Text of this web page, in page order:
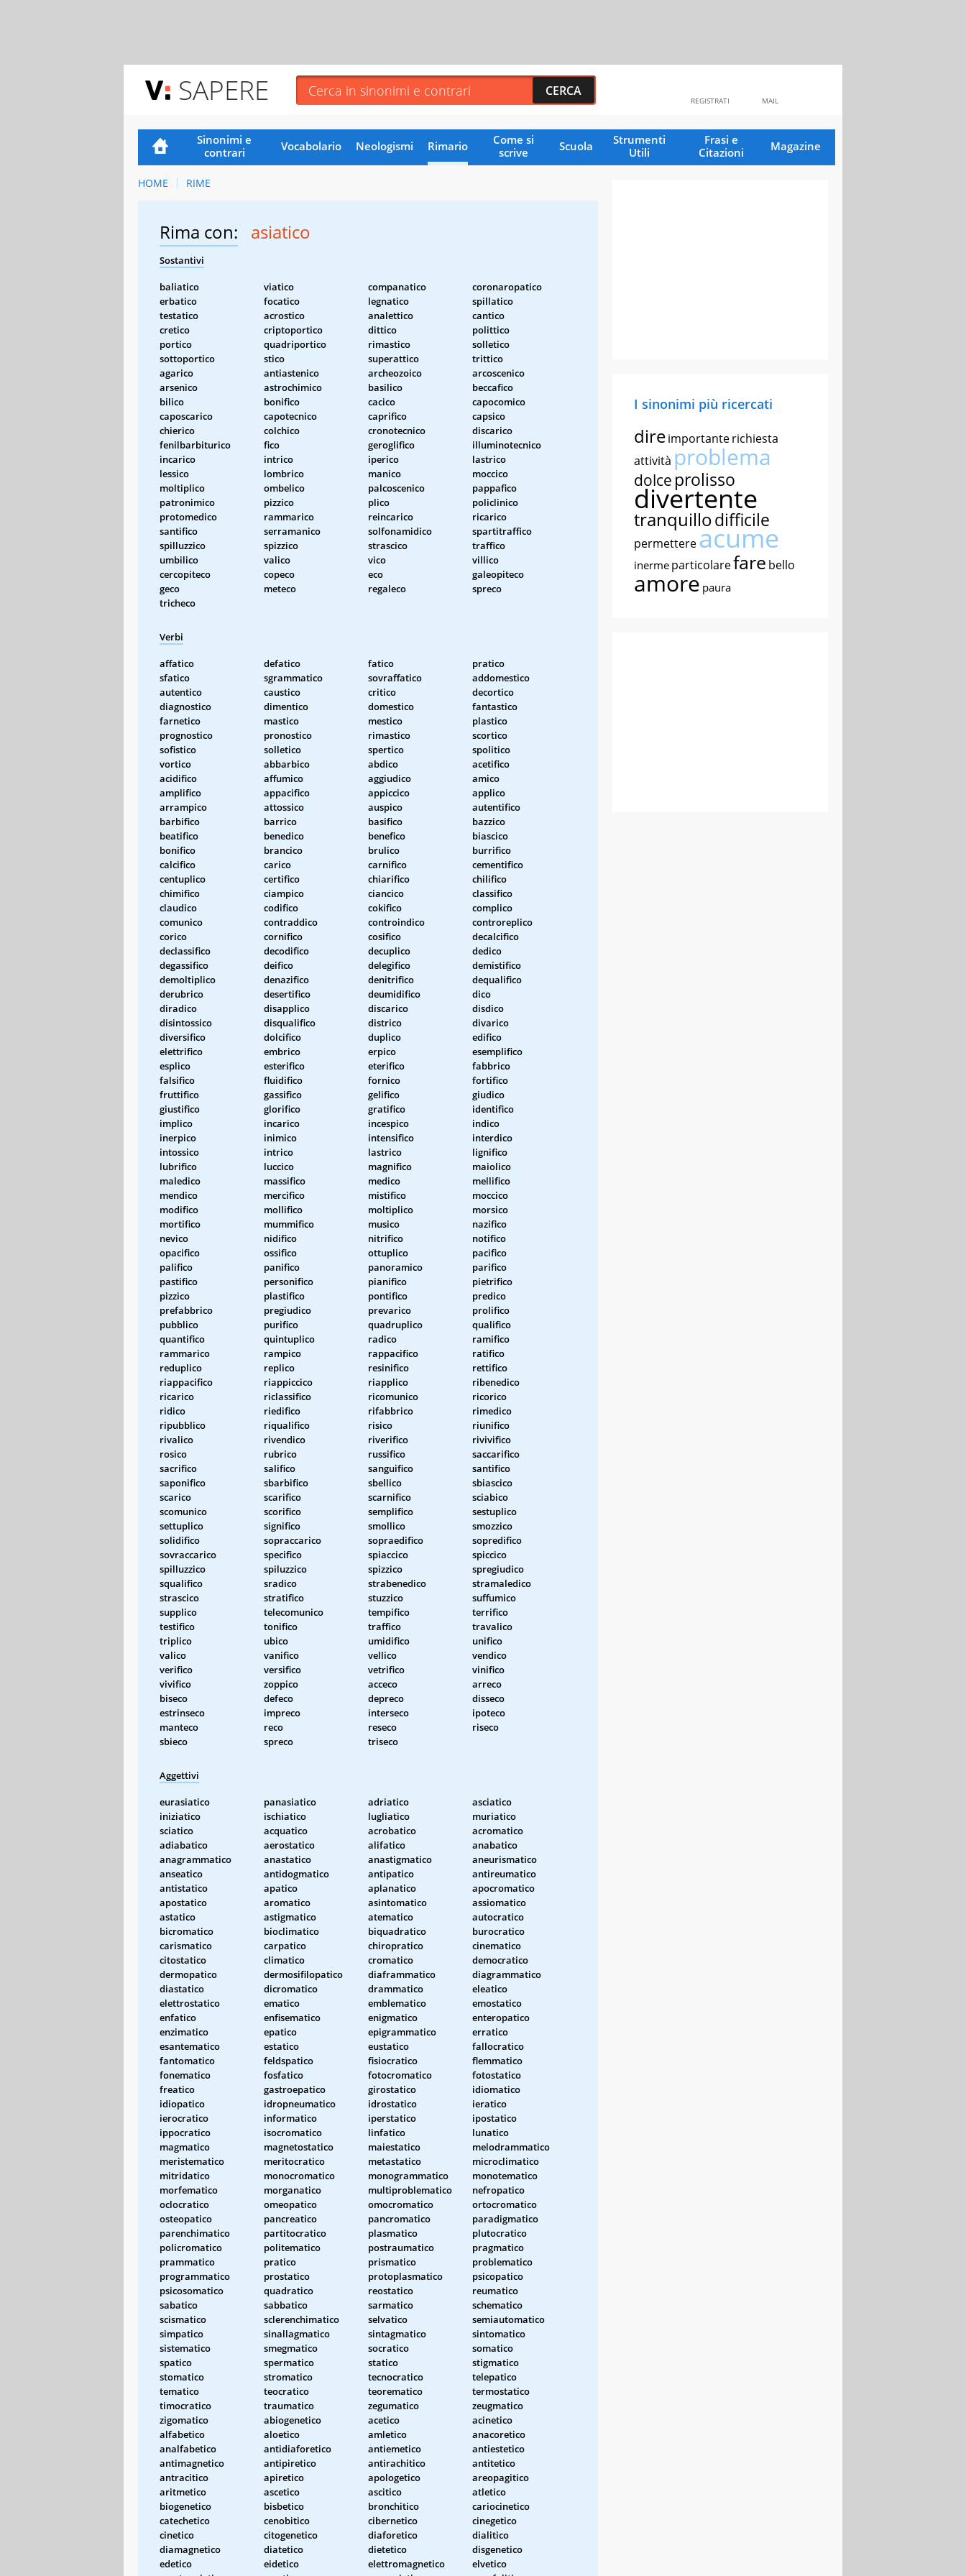
SAPERE MAIL
REGISTRATI
Sinonimi e
contrari
Vocabolario Neologismi Rimario
Come si
scrive
Scuola
Strumenti
Utili
Frasi e
Citazioni
Magazine
HOME RIME
Rima con: asiatico
Sostantivi
baliatico viatico companatico
coronaropatico
erbatico
focatico legnatico
spillatico
testatico
acrostico analettico
cantico
cretico
criptoportico dittico
polittico
portico
quadriportico rimastico
solletico
sottoportico
stico superattico
trittico
agarico
antiastenico archeozoico
arcoscenico
arsenico
astrochimico basilico
beccafico
bilico
bonifico cacico
capocomico
caposcarico
capotecnico caprifico
capsico
chierico
colchico cronotecnico
discarico
fenilbarbiturico
fico geroglifico
illuminotecnico
incarico
intrico iperico
lastrico
lessico
lombrico manico
moccico
moltiplico
ombelico palcoscenico
pappafico
patronimico
pizzico plico
policlinico
protomedico
rammarico reincarico
ricarico
santifico
serramanico solfonamidico
spartitraffico
spilluzzico
spizzico strascico
traffico
umbilico
valico vico
villico
cercopiteco
copeco eco
galeopiteco
geco
meteco regaleco
spreco
tricheco
Verbi
affatico defatico fatico
pratico
sfatico
sgrammatico sovraffatico
addomestico
autentico
caustico critico
decortico
diagnostico
dimentico domestico
fantastico
farnetico
mastico mestico
plastico
prognostico
pronostico rimastico
scortico
sofistico
solletico spertico
spolitico
vortico
abbarbico abdico
acetifico
acidifico
affumico aggiudico
amico
amplifico
appacifico appiccico
applico
arrampico
attossico auspico
autentifico
barbifico
barrico basifico
bazzico
beatifico
benedico benefico
biascico
bonifico
brancico brulico
burrifico
calcifico
carico carnifico
cementifico
centuplico
certifico chiarifico
chilifico
chimifico
ciampico ciancico
classifico
claudico
codifico cokifico
complico
comunico
contraddico controindico
controreplico
corico
cornifico cosifico
decalcifico
declassifico
decodifico decuplico
dedico
degassifico
deifico delegifico
demistifico
demoltiplico
denazifico denitrifico
dequalifico
derubrico
desertifico deumidifico
dico
diradico
disapplico discarico
disdico
disintossico
disqualifico districo
divarico
diversifico
dolcifico duplico
edifico
elettrifico
embrico erpico
esemplifico
esplico
esterifico eterifico
fabbrico
falsifico
fluidifico fornico
fortifico
fruttifico
gassifico gelifico
giudico
giustifico
glorifico gratifico
identifico
implico
incarico incespico
indico
inerpico
inimico intensifico
interdico
intossico
intrico lastrico
lignifico
lubrifico
luccico magnifico
maiolico
maledico
massifico medico
mellifico
mendico
mercifico mistifico
moccico
modifico
mollifico moltiplico
morsico
mortifico
mummifico musico
nazifico
nevico
nidifico nitrifico
notifico
opacifico
ossifico ottuplico
pacifico
palifico
panifico panoramico
parifico
pastifico
personifico pianifico
pietrifico
pizzico
plastifico pontifico
predico
prefabbrico
pregiudico prevarico
prolifico
pubblico
purifico quadruplico
qualifico
quantifico
quintuplico radico
ramifico
rammarico
rampico rappacifico
ratifico
reduplico
replico resinifico
rettifico
riappacifico
riappiccico riapplico
ribenedico
ricarico
riclassifico ricomunico
ricorico
ridico
riedifico rifabbrico
rimedico
ripubblico
riqualifico risico
riunifico
rivalico
rivendico riverifico
rivivifico
rosico
rubrico russifico
saccarifico
sacrifico
salifico sanguifico
santifico
saponifico
sbarbifico sbellico
sbiascico
scarico
scarifico scarnifico
sciabico
scomunico
scorifico semplifico
sestuplico
settuplico
significo smollico
smozzico
solidifico
sopraccarico sopraedifico
sopredifico
sovraccarico
specifico spiaccico
spiccico
spilluzzico
spiluzzico spizzico
spregiudico
squalifico
sradico strabenedico
stramaledico
strascico
stratifico stuzzico
suffumico
supplico
telecomunico tempifico
terrifico
testifico
tonifico traffico
travalico
triplico
ubico umidifico
unifico
valico
vanifico vellico
vendico
verifico
versifico vetrifico
vinifico
vivifico
zoppico acceco
arreco
biseco
defeco depreco
disseco
estrinseco
impreco interseco
ipoteco
manteco
reco reseco
riseco
sbieco
spreco triseco
Aggettivi
eurasiatico panasiatico adriatico
asciatico
iniziatico
ischiatico lugliatico
muriatico
sciatico
acquatico acrobatico
acromatico
adiabatico
aerostatico alifatico
anabatico
anagrammatico
anastatico anastigmatico
aneurismatico
anseatico
antidogmatico antipatico
antireumatico
antistatico
apatico aplanatico
apocromatico
apostatico
aromatico asintomatico
assiomatico
astatico
astigmatico atematico
autocratico
bicromatico
bioclimatico biquadratico
burocratico
carismatico
carpatico chiropratico
cinematico
citostatico
climatico cromatico
democratico
dermopatico
dermosifilopatico diaframmatico
diagrammatico
diastatico
dicromatico drammatico
eleatico
elettrostatico
ematico emblematico
emostatico
enfatico
enfisematico enigmatico
enteropatico
enzimatico
epatico epigrammatico
erratico
esantematico
estatico eustatico
fallocratico
fantomatico
feldspatico fisiocratico
flemmatico
fonematico
fosfatico fotocromatico
fotostatico
freatico
gastroepatico girostatico
idiomatico
idiopatico
idropneumatico idrostatico
ieratico
ierocratico
informatico iperstatico
ipostatico
ippocratico
isocromatico linfatico
lunatico
magmatico
magnetostatico maiestatico
melodrammatico
meristematico
meritocratico metastatico
microclimatico
mitridatico
monocromatico monogrammatico
monotematico
morfematico
morganatico multiproblematico
nefropatico
oclocratico
omeopatico omocromatico
ortocromatico
osteopatico
pancreatico pancromatico
paradigmatico
parenchimatico
partitocratico plasmatico
plutocratico
policromatico
politematico postraumatico
pragmatico
prammatico
pratico prismatico
problematico
programmatico
prostatico protoplasmatico
psicopatico
psicosomatico
quadratico reostatico
reumatico
sabatico
sabbatico sarmatico
schematico
scismatico
sclerenchimatico selvatico
semiautomatico
simpatico
sinallagmatico sintagmatico
sintomatico
sistematico
smegmatico socratico
somatico
spatico
spermatico statico
stigmatico
stomatico
stromatico tecnocratico
telepatico
tematico
teocratico teorematico
termostatico
timocratico
traumatico zegumatico
zeugmatico
zigomatico
abiogenetico acetico
acinetico
alfabetico
aloetico amletico
anacoretico
analfabetico
antidiaforetico antiemetico
antiestetico
antimagnetico
antipiretico antirachitico
antitetico
antracitico
apiretico apologetico
areopagitico
aritmetico
ascetico ascitico
atletico
biogenetico
bisbetico bronchitico
cariocinetico
catechetico
cenobitico cibernetico
cinegetico
cinetico
citogenetico diaforetico
dialitico
diamagnetico
diatetico dietetico
disgenetico
edetico
eidetico elettromagnetico
elvetico
I sinonimi più ricercati
direimportanterichiesta
attività problema
dolce prolisso
divertente
tranquillodifficile
permettereacume
inerme particolarefare bello
amore paura